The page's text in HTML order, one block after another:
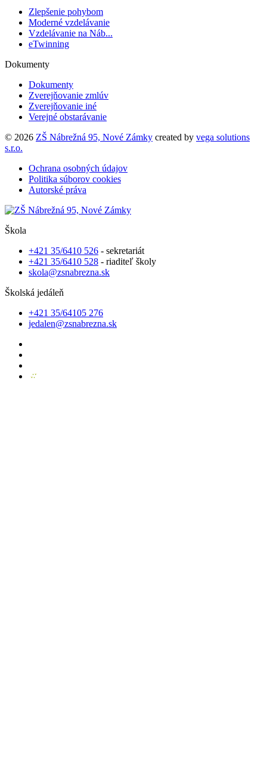
Zlepšenie pohybom
Moderné vzdelávanie
Vzdelávanie na Náb...
eTwinning
Dokumenty
Dokumenty
Zverejňovanie zmlúv
Zverejňovanie iné
Verejné obstarávanie
© 2026 ZŠ Nábrežná 95, Nové Zámky created by vega solutions
s.r.o.
Ochrana osobných údajov
Politika súborov cookies
Autorské práva
Škola
+421 35/6410 526 - sekretariát
+421 35/6410 528 - riaditeľ školy
skola@zsnabrezna.sk
Školská jedáleň
+421 35/64105 276
jedalen@zsnabrezna.sk